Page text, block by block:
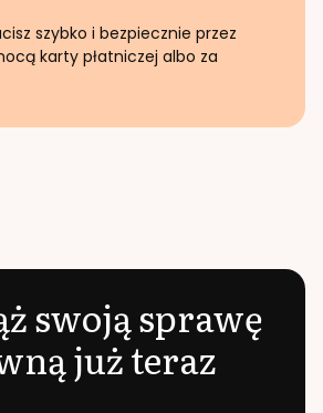
szybko i bezpiecznie przez
karty płatniczej albo za
swoją sprawę
już teraz